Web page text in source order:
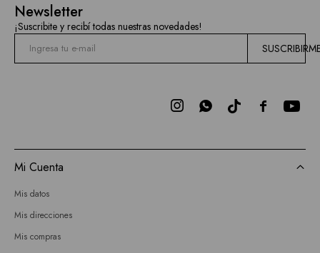
Newsletter
¡Suscribite y recibí todas nuestras novedades!

 
Mi Cuenta
Mis datos
Mis direcciones
Mis compras